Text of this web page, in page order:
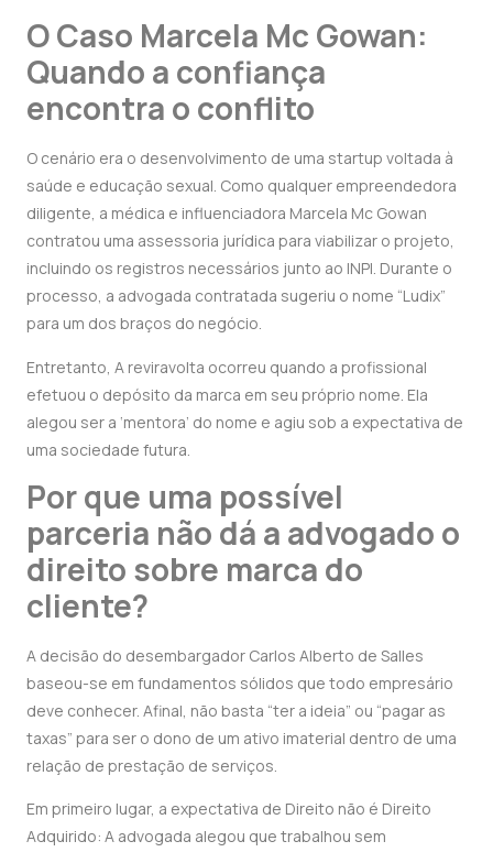
O Caso Marcela Mc Gowan:
Quando a confiança
encontra o conflito
O cenário era o desenvolvimento de uma startup voltada à
saúde e educação sexual. Como qualquer empreendedora
diligente, a médica e influenciadora Marcela Mc Gowan
contratou uma assessoria jurídica para viabilizar o projeto,
incluindo os registros necessários junto ao INPI. Durante o
processo, a advogada contratada sugeriu o nome “Ludix”
para um dos braços do negócio.
Entretanto, A reviravolta ocorreu quando a profissional
efetuou o depósito da marca em seu próprio nome. Ela
alegou ser a ‘mentora’ do nome e agiu sob a expectativa de
uma sociedade futura.
Por que uma possível
parceria não dá a advogado o
direito sobre marca do
cliente?
A decisão do desembargador Carlos Alberto de Salles
baseou-se em fundamentos sólidos que todo empresário
deve conhecer. Afinal, não basta “ter a ideia” ou “pagar as
taxas” para ser o dono de um ativo imaterial dentro de uma
relação de prestação de serviços.
Em primeiro lugar, a expectativa de Direito não é Direito
Adquirido: A advogada alegou que trabalhou sem